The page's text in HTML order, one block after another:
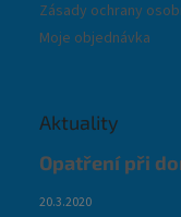
Zásady ochrany
Moje objednávka
Aktuality
Opatření při
20.3.2020